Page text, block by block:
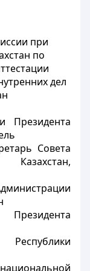
при
по
дел
Президента
Совета